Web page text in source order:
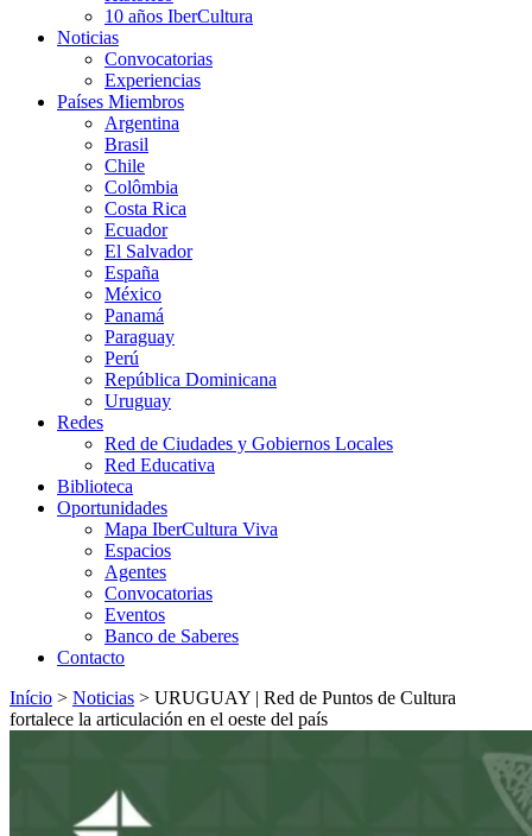
10 años IberCultura
Noticias
Convocatorias
Experiencias
Países Miembros
Argentina
Brasil
Chile
Colômbia
Costa Rica
Ecuador
El Salvador
España
México
Panamá
Paraguay
Perú
República Dominicana
Uruguay
Redes
Red de Ciudades y Gobiernos Locales
Red Educativa
Biblioteca
Oportunidades
Mapa IberCultura Viva
Espacios
Agentes
Convocatorias
Eventos
Banco de Saberes
Contacto
Início > Noticias > URUGUAY | Red de Puntos de Cultura
fortalece la articulación en el oeste del país